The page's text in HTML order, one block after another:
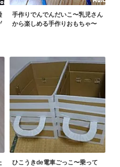
手作りでんでんだいこ〜乳児さん
から楽しめる手作りおもちゃ〜
ひこうきde電車ごっこ〜乗って